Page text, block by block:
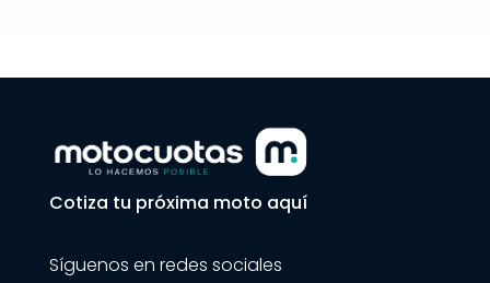
Cotiza tu próxima moto aquí
Síguenos en redes sociales